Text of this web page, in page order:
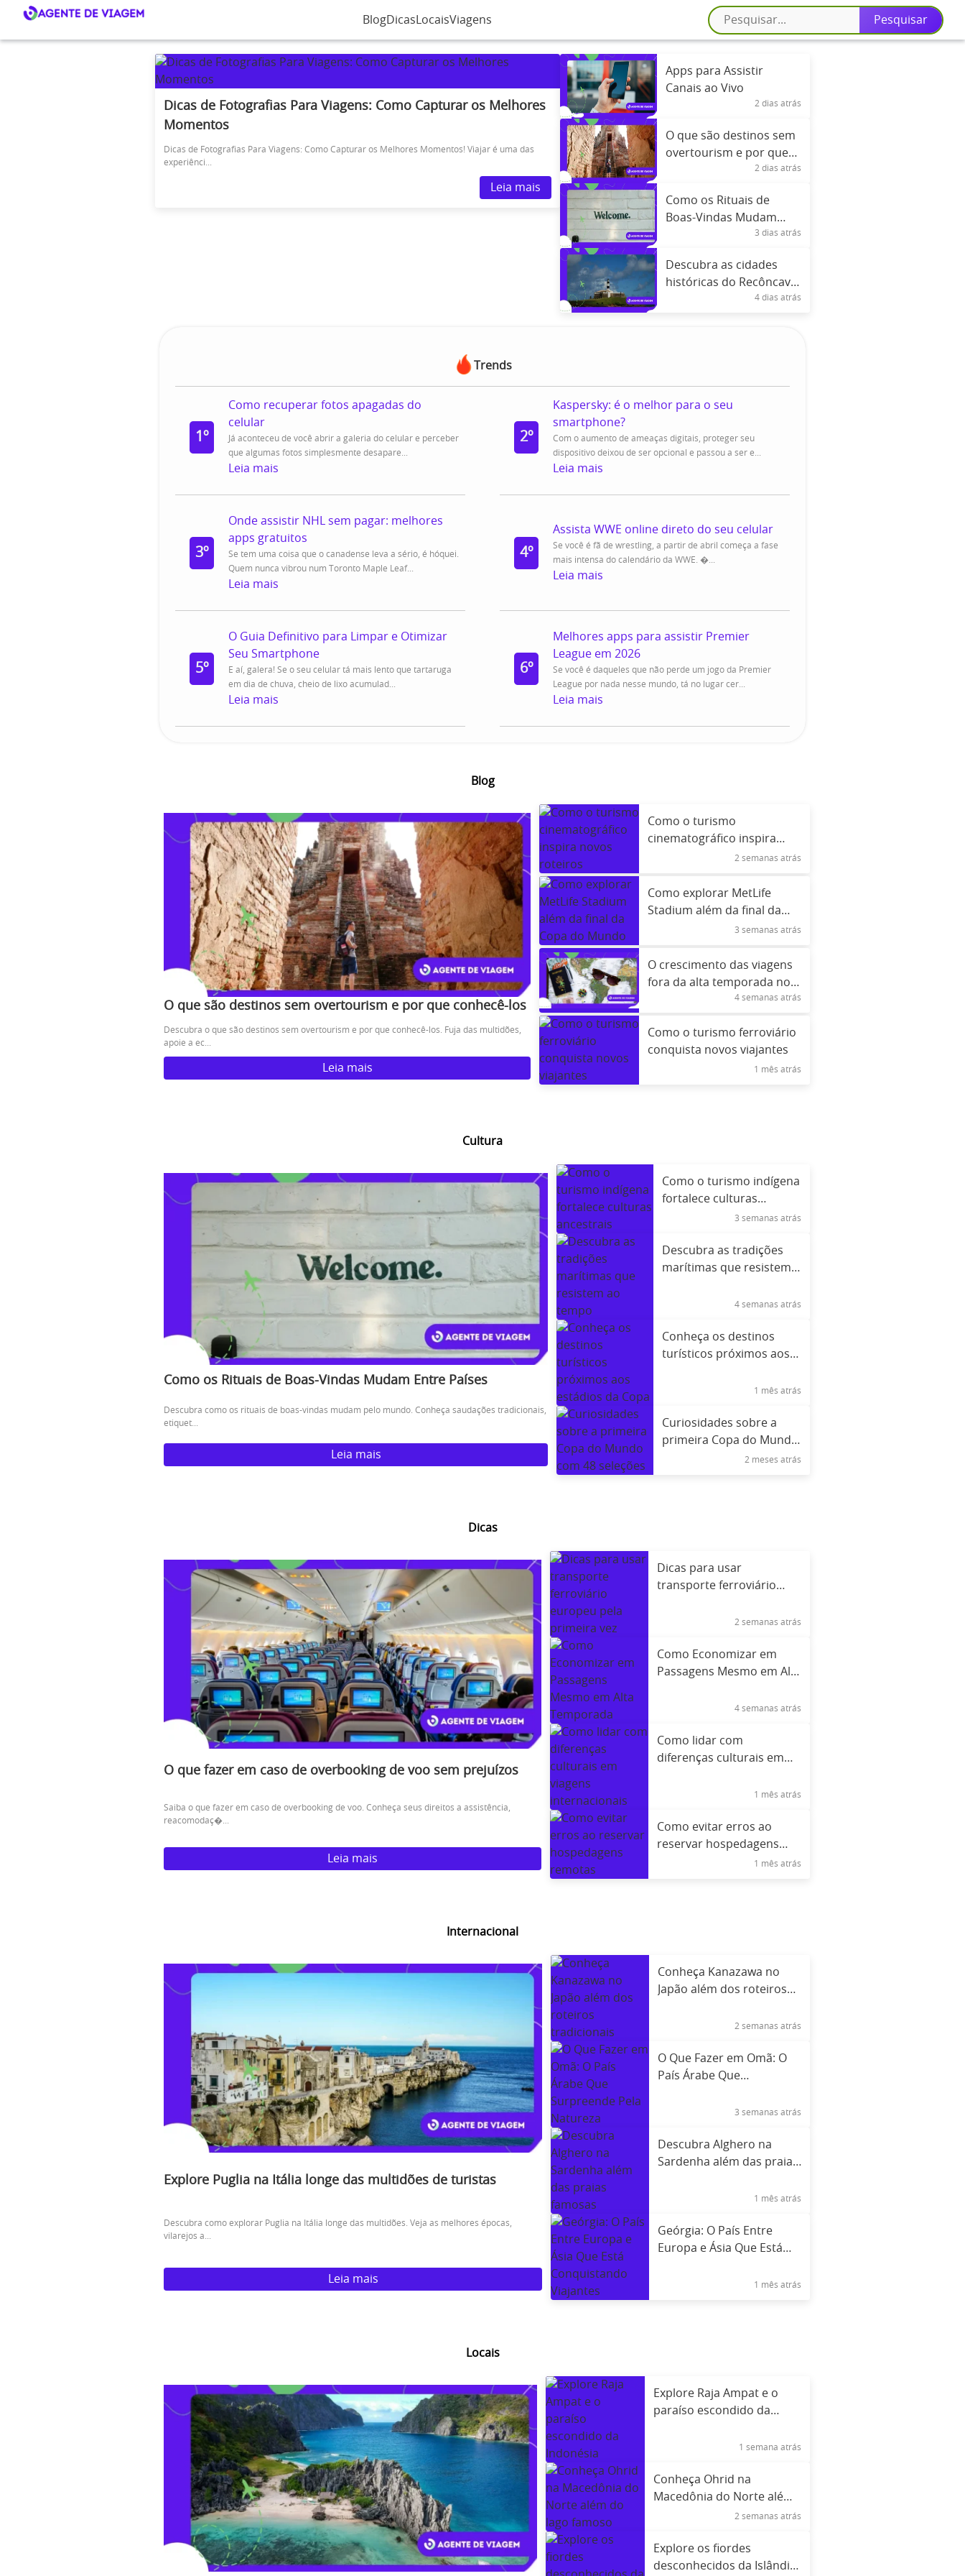
BlogDicas LocaisViagens
Dicas de Fotografias Para Viagens: Como Capturar os Melhores
Momentos
Dicas de Fotografias Para Viagens: Como Capturar os Melhores Momentos! Viajar é uma das
experiênci...
Leia mais
Apps para Assistir
Canais ao Vivo
2 dias atrás
O que são destinos sem
overtourism e por que
2 dias atrás
Como os Rituais de
Boas-Vindas Mudam
3 dias atrás
Descubra as cidades
históricas do Recôncavo
4 dias atrás
Trends
1º
Como recuperar fotos apagadas do
celular
Já aconteceu de você abrir a galeria do celular e perceber
que algumas fotos simplesmente desapare...
Leia mais
2º
Kaspersky: é o melhor para o seu
smartphone?
Com o aumento de ameaças digitais, proteger seu
dispositivo deixou de ser opcional e passou a ser e...
Leia mais
3º
Onde assistir NHL sem pagar: melhores
apps gratuitos
Se tem uma coisa que o canadense leva a sério, é hóquei.
Quem nunca vibrou num Toronto Maple Leaf...
Leia mais
4º
Assista WWE online direto do seu celular
Se você é fã de wrestling, a partir de abril começa a fase
mais intensa do calendário da WWE. �...
Leia mais
5º
O Guia Definitivo para Limpar e Otimizar
Seu Smartphone
E aí, galera! Se o seu celular tá mais lento que tartaruga
em dia de chuva, cheio de lixo acumulad...
Leia mais
6º
Melhores apps para assistir Premier
League em 2026
Se você é daqueles que não perde um jogo da Premier
League por nada nesse mundo, tá no lugar cer...
Leia mais
Blog
O que são destinos sem overtourism e por que conhecê-los
Descubra o que são destinos sem overtourism e por que conhecê-los. Fuja das multidões,
apoie a ec...
Leia mais
Como o turismo
cinematográfico inspira
2 semanas atrás
Como explorar MetLife
Stadium além da final da
3 semanas atrás
O crescimento das viagens
fora da alta temporada no
4 semanas atrás
Como o turismo ferroviário
conquista novos viajantes
1 mês atrás
Cultura
Como os Rituais de Boas-Vindas Mudam Entre Países
Descubra como os rituais de boas-vindas mudam pelo mundo. Conheça saudações tradicionais,
etiquet...
Leia mais
Como o turismo indígena
fortalece culturas
3 semanas atrás
Descubra as tradições
marítimas que resistem
4 semanas atrás
Conheça os destinos
turísticos próximos aos
1 mês atrás
Curiosidades sobre a
primeira Copa do Mundo
com 48 seleções2 meses atrás
Dicas
O que fazer em caso de overbooking de voo sem prejuízos
Saiba o que fazer em caso de overbooking de voo. Conheça seus direitos a assistência,
reacomodaç�...
Leia mais
Dicas para usar
transporte ferroviário
2 semanas atrás
Como Economizar em
Passagens Mesmo em Alta
4 semanas atrás
Como lidar com
diferenças culturais em
1 mês atrás
Como evitar erros ao
reservar hospedagens
1 mês atrás
Internacional
Explore Puglia na Itália longe das multidões de turistas
Descubra como explorar Puglia na Itália longe das multidões. Veja as melhores épocas,
vilarejos a...
Leia mais
Conheça Kanazawa no
Japão além dos roteiros
2 semanas atrás
O Que Fazer em Omã: O
País Árabe Que
3 semanas atrás
Descubra Alghero na
Sardenha além das praias
1 mês atrás
Geórgia: O País Entre
Europa e Ásia Que Está
1 mês atrás
Locais
Explore Raja Ampat e o
paraíso escondido da
1 semana atrás
Conheça Ohrid na
Macedônia do Norte além
do lago famoso2 semanas atrás
Explore os fiordes
desconhecidos da Islândia